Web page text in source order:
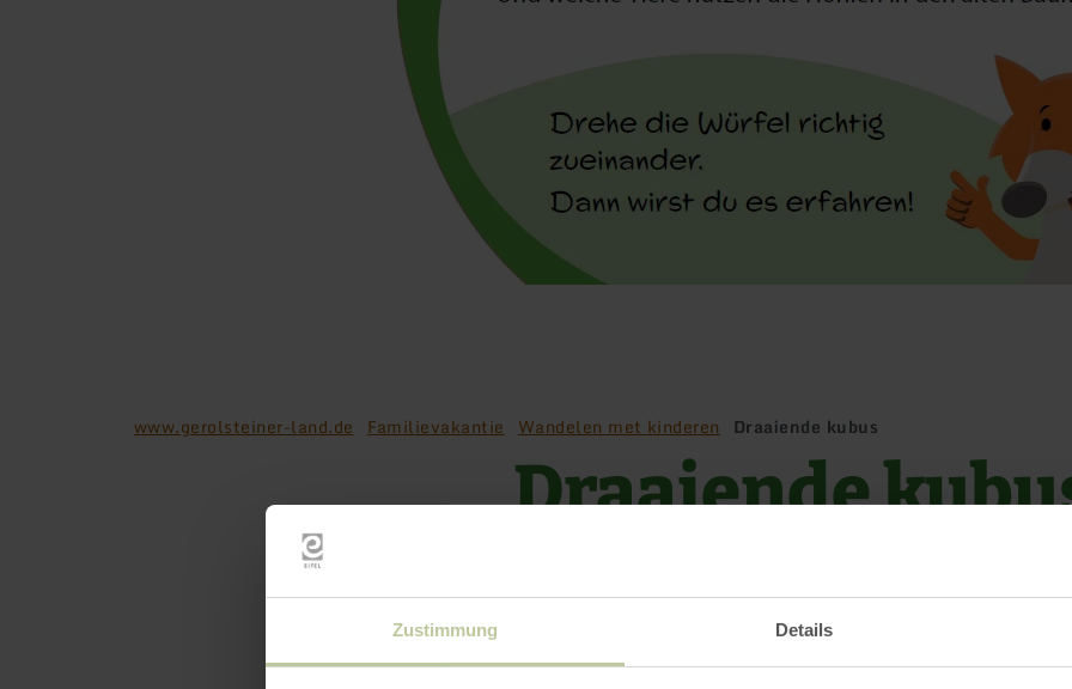
Zustimmung Details
www.gerolsteiner-land.de Familievakantie Wandelen met kinderen Draaiende kubus
Draaiende
Nederlands